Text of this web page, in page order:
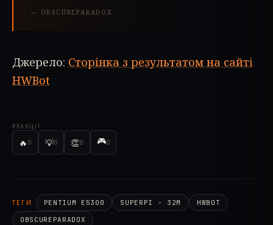
РЕАКЦІЇ
🔥 0 💡0 👏0 🎮0
— OBSCUREPARADOX
Джерело: Сторінка з результатом на сайті
HWBot
ТЕГИ PENTIUM E5300 SUPERPI - 32M
HWBOT
OBSCUREPARADOX